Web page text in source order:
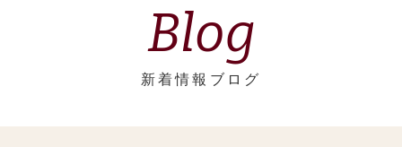
Blog
新着情報ブログ